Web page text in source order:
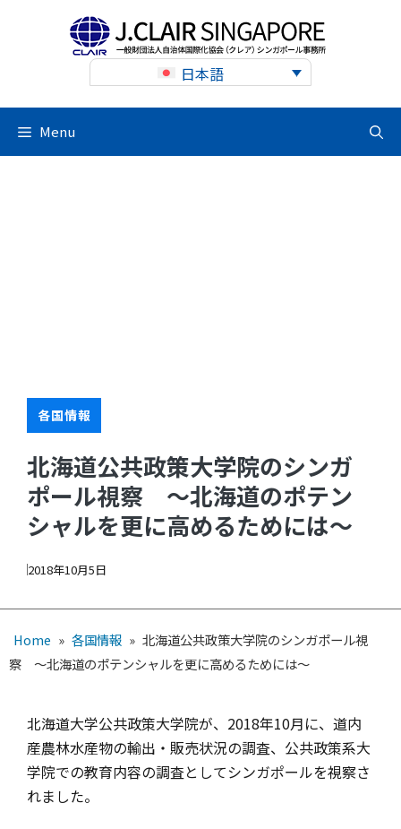
日本語
Menu
各国情報
北海道公共政策大学院のシンガ
ポール視察 ～北海道のポテン
シャルを更に高めるためには～
2018年10月5日
Home » 各国情報 » 北海道公共政策大学院のシンガポール視
察 ～北海道のポテンシャルを更に高めるためには～
北海道大学公共政策大学院が、2018年10月に、道内
産農林水産物の輸出・販売状況の調査、公共政策系大
学院での教育内容の調査としてシンガポールを視察さ
れました。